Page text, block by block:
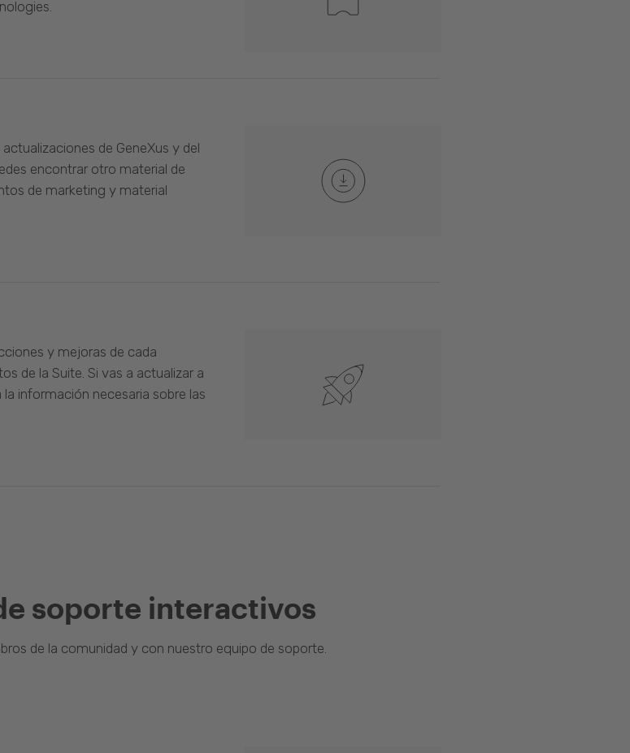
de GeneXus y del
encontrar otro material de
de marketing y material
y mejoras de cada
de la Suite. Si vas a actualizar a
información necesaria sobre las
soporte interactivos
de la comunidad y con nuestro equipo de soporte.